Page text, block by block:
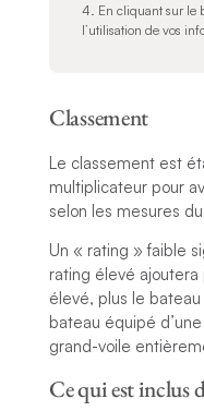
4. En cliquant sur le
l’utilisation de vos
Classement
Le classement est
multiplicateur pour
selon les mesures
Un « rating » faible
rating élevé
élevé, plus le
bateau équipé
grand-voile
Ce qui est inclus